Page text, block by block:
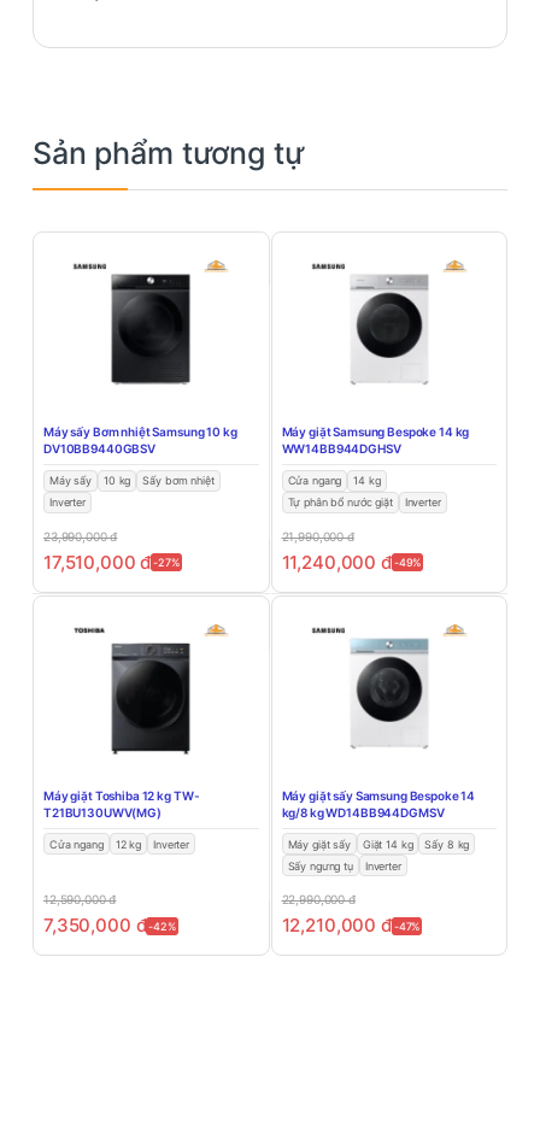
Sản phẩm tương tự
Máy sấy Bơm nhiệt Samsung 10 kg
DV10BB9440GBSV
Máy sấy 10 kg
Sấy bơm nhiệt
Inverter
23,990,000đ
17,510,000đ-27%
Máy giặt Samsung Bespoke 14 kg
WW14BB944DGHSV
Cửa ngang
14 kg
Tự phân bổ nước giặt
Inverter
21,990,000đ
11,240,000 đ-49%
Máy giặt Toshiba 12 kg TW-
T21BU130UWV(MG)
Cửa ngang 12 kg Inverter
12,590,000đ
7,350,000 đ-42%
Máy giặt sấy Samsung Bespoke 14
kg/8 kg WD14BB944DGMSV
Máy giặt sấy Giặt 14 kg
Sấy 8 kg
Sấy ngưng tụ
Inverter
22,990,000đ
12,210,000 đ-47%